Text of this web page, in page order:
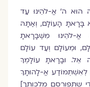
הוּא ה׳ אֱ-לֹהֵינוּ עַד
בָּרָאתָ הָעוֹלָם, וְאַתָּהּ
אֱ-לֹהֵינוּ מִשֶּׁבָּרָאתָ
וּמֵעוֹלָם וְעַד עוֹלָם
אֵל. וּבָרָאתָ עוֹלָמְךָ
לְאִשְׁתְּמוֹדַע אֱ-לָהוּתָךְ
שתפורסם מלכותך]